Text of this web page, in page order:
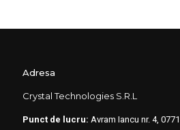
Adresa
Crystal Technologies S.R.L
Punct de lucru: Avram Iancu nr. 4,